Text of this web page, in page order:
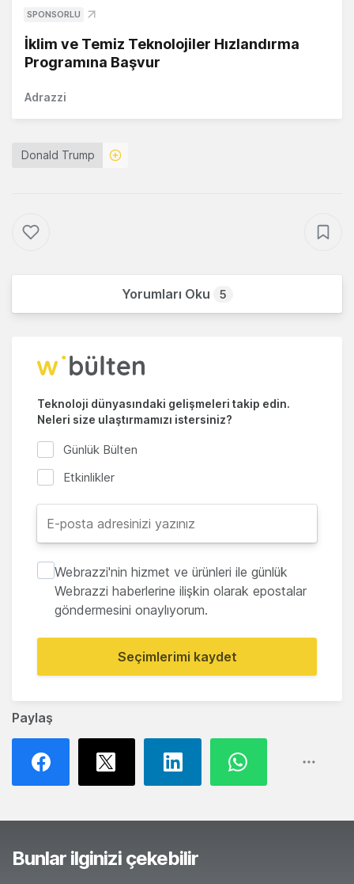
Paylaş
SPONSORLU
İklim ve Temiz Teknolojiler Hızlandırma
Programına Başvur
Adrazzi
Donald Trump
Yorumları Oku 5
Teknoloji dünyasındaki gelişmeleri takip edin.
Neleri size ulaştırmamızı istersiniz?
Günlük Bülten
Etkinlikler
Webrazzi'nin hizmet ve ürünleri ile günlük
Webrazzi haberlerine ilişkin olarak epostalar
göndermesini onaylıyorum.
Seçimlerimi kaydet
Bunlar ilginizi çekebilir